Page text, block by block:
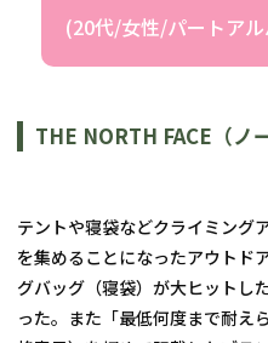
(20代/女性/パートア
THE NORTH FACE（ノ
テントや寝袋などクライミング
を集めることになったアウトド
グバッグ（寝袋）が大ヒットし
った。また「最低何度まで耐え